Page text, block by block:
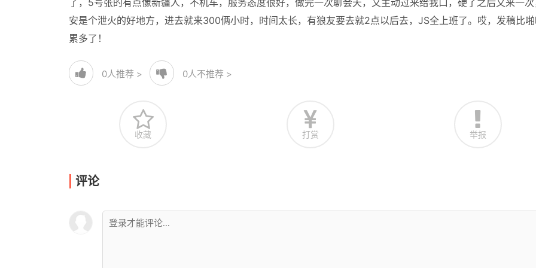
了，5号张的有点像新疆人，不机车，服务态度很好，做完一次聊会天，又主动过来给我口，硬了之后又来一
安是个泄火的好地方，进去就来300俩小时，时间太长，有狼友要去就2点以后去，JS全上班了。哎，发稿比
累多了！
0人推荐 > 0人不推荐 >
收藏 打赏 举报
评论